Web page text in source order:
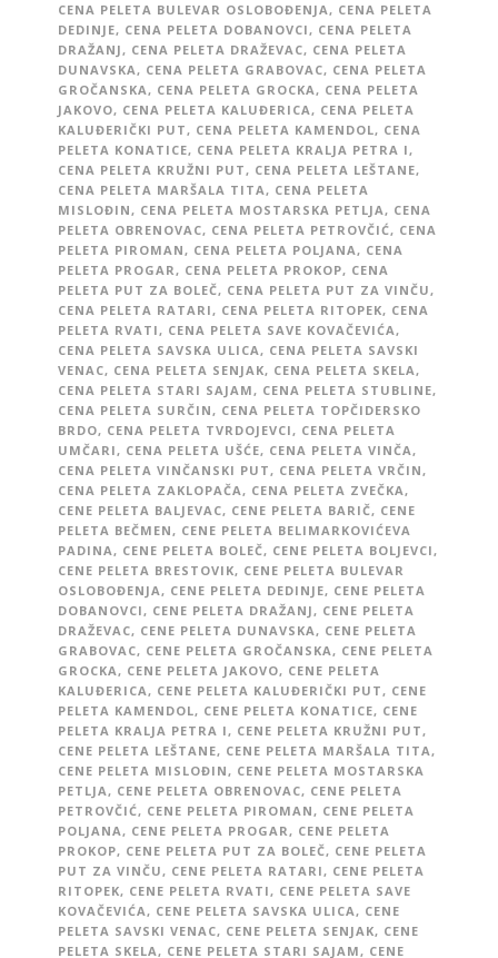
CENA PELETA BULEVAR OSLOBOĐENJA, CENA PELETA
DEDINJE, CENA PELETA DOBANOVCI, CENA PELETA
DRAŽANJ, CENA PELETA DRAŽEVAC, CENA PELETA
DUNAVSKA, CENA PELETA GRABOVAC, CENA PELETA
GROČANSKA, CENA PELETA GROCKA, CENA PELETA
JAKOVO, CENA PELETA KALUĐERICA, CENA PELETA
KALUĐERIČKI PUT, CENA PELETA KAMENDOL, CENA
PELETA KONATICE, CENA PELETA KRALJA PETRA I,
CENA PELETA KRUŽNI PUT, CENA PELETA LEŠTANE,
CENA PELETA MARŠALA TITA, CENA PELETA
MISLOĐIN, CENA PELETA MOSTARSKA PETLJA, CENA
PELETA OBRENOVAC, CENA PELETA PETROVČIĆ, CENA
PELETA PIROMAN, CENA PELETA POLJANA, CENA
PELETA PROGAR, CENA PELETA PROKOP, CENA
PELETA PUT ZA BOLEČ, CENA PELETA PUT ZA VINČU,
CENA PELETA RATARI, CENA PELETA RITOPEK, CENA
PELETA RVATI, CENA PELETA SAVE KOVAČEVIĆA,
CENA PELETA SAVSKA ULICA, CENA PELETA SAVSKI
VENAC, CENA PELETA SENJAK, CENA PELETA SKELA,
CENA PELETA STARI SAJAM, CENA PELETA STUBLINE,
CENA PELETA SURČIN, CENA PELETA TOPČIDERSKO
BRDO, CENA PELETA TVRDOJEVCI, CENA PELETA
UMČARI, CENA PELETA UŠĆE, CENA PELETA VINČA,
CENA PELETA VINČANSKI PUT, CENA PELETA VRČIN,
CENA PELETA ZAKLOPAČA, CENA PELETA ZVEČKA,
CENE PELETA BALJEVAC, CENE PELETA BARIČ, CENE
PELETA BEČMEN, CENE PELETA BELIMARKOVIĆEVA
PADINA, CENE PELETA BOLEČ, CENE PELETA BOLJEVCI,
CENE PELETA BRESTOVIK, CENE PELETA BULEVAR
OSLOBOĐENJA, CENE PELETA DEDINJE, CENE PELETA
DOBANOVCI, CENE PELETA DRAŽANJ, CENE PELETA
DRAŽEVAC, CENE PELETA DUNAVSKA, CENE PELETA
GRABOVAC, CENE PELETA GROČANSKA, CENE PELETA
GROCKA, CENE PELETA JAKOVO, CENE PELETA
KALUĐERICA, CENE PELETA KALUĐERIČKI PUT, CENE
PELETA KAMENDOL, CENE PELETA KONATICE, CENE
PELETA KRALJA PETRA I, CENE PELETA KRUŽNI PUT,
CENE PELETA LEŠTANE, CENE PELETA MARŠALA TITA,
CENE PELETA MISLOĐIN, CENE PELETA MOSTARSKA
PETLJA, CENE PELETA OBRENOVAC, CENE PELETA
PETROVČIĆ, CENE PELETA PIROMAN, CENE PELETA
POLJANA, CENE PELETA PROGAR, CENE PELETA
PROKOP, CENE PELETA PUT ZA BOLEČ, CENE PELETA
PUT ZA VINČU, CENE PELETA RATARI, CENE PELETA
RITOPEK, CENE PELETA RVATI, CENE PELETA SAVE
KOVAČEVIĆA, CENE PELETA SAVSKA ULICA, CENE
PELETA SAVSKI VENAC, CENE PELETA SENJAK, CENE
PELETA SKELA, CENE PELETA STARI SAJAM, CENE